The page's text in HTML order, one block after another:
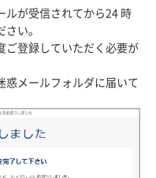
が受信されてから24 時
い。
録していただく必要が
メールフォルダに届いて